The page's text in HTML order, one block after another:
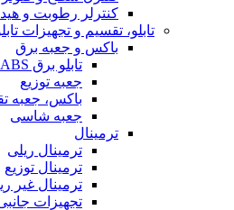
کنترلر رطوبت و
تابلو، تقسیم و تجهیزات
باکس و جعبه برق
تابلو برق ABS
جعبه توزیع
باکس، جعبه
جعبه شاسی
ترمینال
ترمینال ریلی
ترمینال توزیع
ترمینال غیر
تجهیزات